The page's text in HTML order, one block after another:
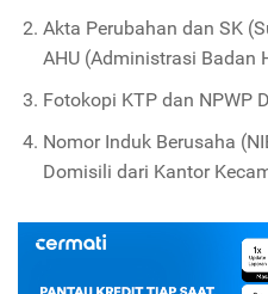
Akta Perubahan dan SK
AHU (Administrasi Badan
Fotokopi KTP dan NPWP
Nomor Induk Berusaha
Domisili dari Kantor